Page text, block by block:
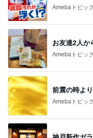
Amebaトピッ
お友達2人か
Amebaトピッ
前震の時よ
Amebaトピッ